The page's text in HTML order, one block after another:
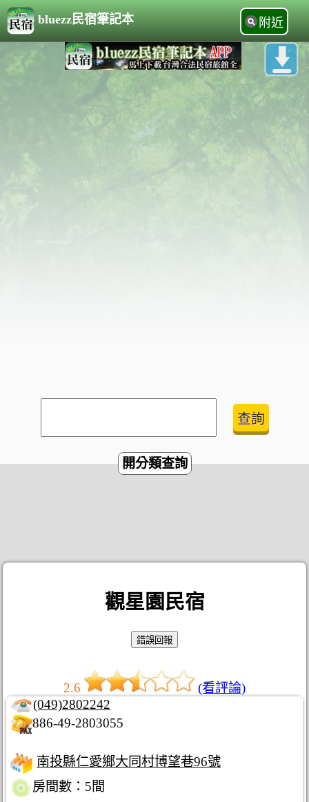
bluezz民宿筆記本 附近
開分類查詢
觀星園民宿
2.6
(看評論)
(049)2802242
886-49-2803055
南投縣仁愛鄉大同村博望巷96號
房間數：5間